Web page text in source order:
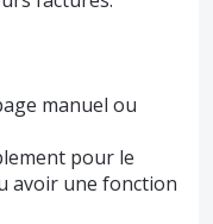
manuel ou
pour le
avoir une fonction